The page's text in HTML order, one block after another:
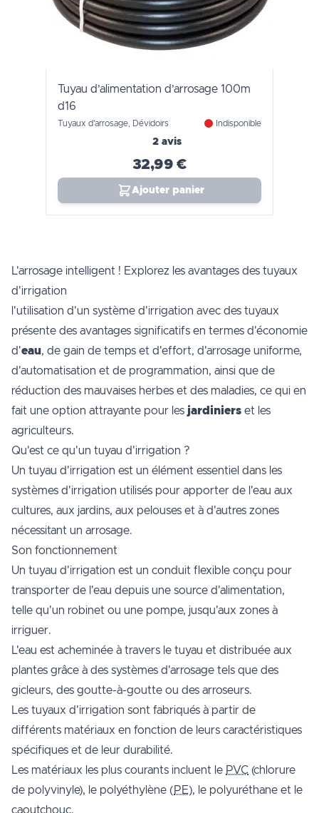
Tuyau d’alimentation d’arrosage 100m
d16
Tuyaux d'arrosage, Dévidoirs Indisponible
2 avis
32,99 €
Ajouter panier
L'arrosage intelligent ! Explorez les avantages des tuyaux
d'irrigation
l'utilisation d'un système d'irrigation avec des tuyaux
présente des avantages significatifs en termes d'économie
d'eau, de gain de temps et d'effort, d'arrosage uniforme,
d'automatisation et de programmation, ainsi que de
réduction des mauvaises herbes et des maladies, ce qui en
fait une option attrayante pour les jardiniers et les
agriculteurs.
Qu'est ce qu'un tuyau d'irrigation ?
Un tuyau d'irrigation est un élément essentiel dans les
systèmes d'irrigation utilisés pour apporter de l'eau aux
cultures, aux jardins, aux pelouses et à d'autres zones
nécessitant un arrosage.
Son fonctionnement
Un tuyau d'irrigation est un conduit flexible conçu pour
transporter de l'eau depuis une source d'alimentation,
telle qu'un robinet ou une pompe, jusqu'aux zones à
irriguer.
L'eau est acheminée à travers le tuyau et distribuée aux
plantes grâce à des systèmes d'arrosage tels que des
gicleurs, des goutte-à-goutte ou des arroseurs.
Les tuyaux d'irrigation sont fabriqués à partir de
différents matériaux en fonction de leurs caractéristiques
spécifiques et de leur durabilité.
Les matériaux les plus courants incluent le PVC (chlorure
de polyvinyle), le polyéthylène (PE), le polyuréthane et le
caoutchouc.